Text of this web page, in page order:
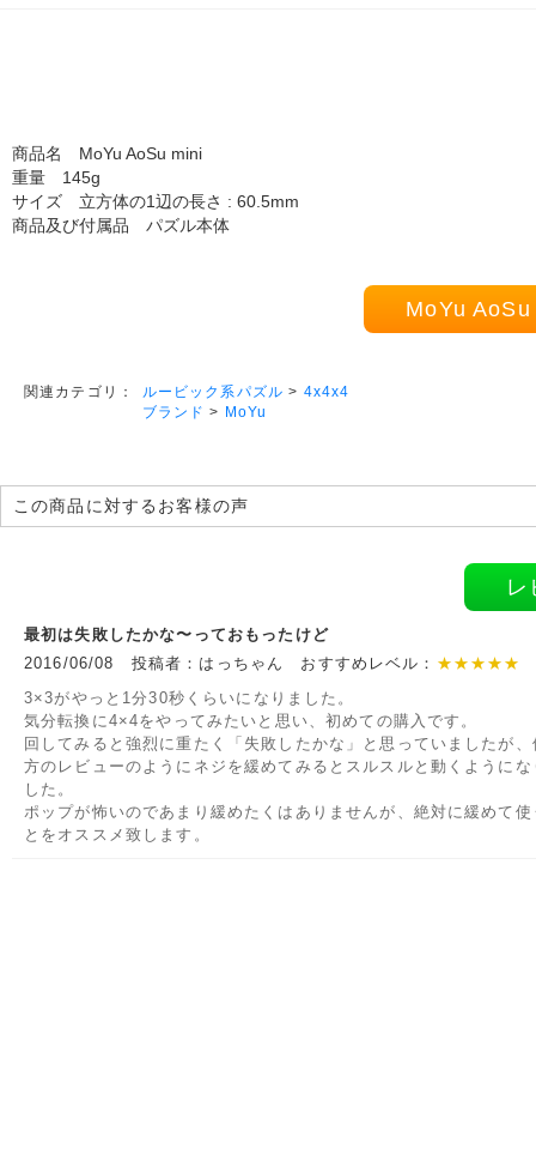
商品名 MoYu AoSu mini
重量 145g
サイズ 立方体の1辺の長さ : 60.5mm
商品及び付属品 パズル本体
MoYu
関連カテゴリ： ルービック系パズル > 4x4x4
ブランド > MoYu
この商品に対するお客様の声
レ
最初は失敗したかな〜っておもったけど
2016/06/08 投稿者：はっちゃん おすすめレベル： ★★★★★
3×3がやっと1分30秒くらいになりました。
気分転換に4×4をやってみたいと思い、初めての購入です。
回してみると強烈に重たく「失敗したかな」と思っていましたが、
方のレビューのようにネジを緩めてみるとスルスルと動くようにな
した。
ポップが怖いのであまり緩めたくはありませんが、絶対に緩めて使
とをオススメ致します。